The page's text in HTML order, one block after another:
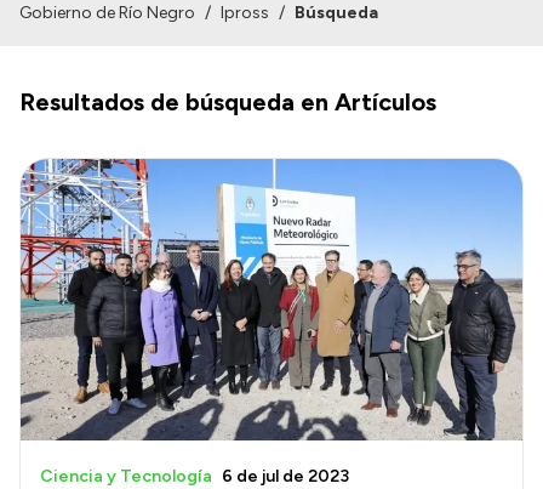
¿Qué es IPROSS?
Autoridades
Delegaciones
Consultorios Propios
Presentación CV
Transparencia
Inversión en Salud
Licitaciones
Gobierno de Río Negro / Ipross / Búsqueda
Resultados de búsqueda en Artículos
Ciencia y Tecnología 6 de jul de 2023